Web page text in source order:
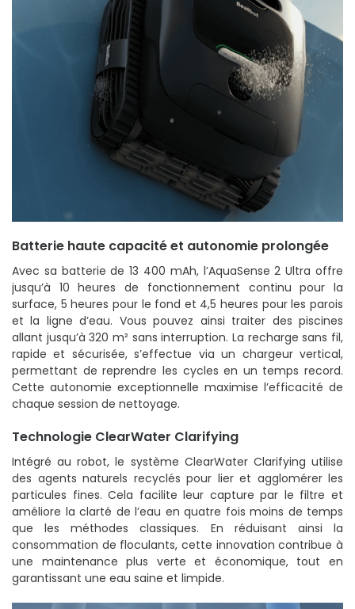
Batterie haute capacité et autonomie prolongée
Avec sa batterie de 13 400 mAh, l’AquaSense 2 Ultra offre
jusqu’à 10 heures de fonctionnement continu pour la
surface, 5 heures pour le fond et 4,5 heures pour les parois
et la ligne d’eau. Vous pouvez ainsi traiter des piscines
allant jusqu’à 320 m² sans interruption. La recharge sans fil,
rapide et sécurisée, s’effectue via un chargeur vertical,
permettant de reprendre les cycles en un temps record.
Cette autonomie exceptionnelle maximise l’efficacité de
chaque session de nettoyage.
Technologie ClearWater Clarifying
Intégré au robot, le système ClearWater Clarifying utilise
des agents naturels recyclés pour lier et agglomérer les
particules fines. Cela facilite leur capture par le filtre et
améliore la clarté de l’eau en quatre fois moins de temps
que les méthodes classiques. En réduisant ainsi la
consommation de floculants, cette innovation contribue à
une maintenance plus verte et économique, tout en
garantissant une eau saine et limpide.